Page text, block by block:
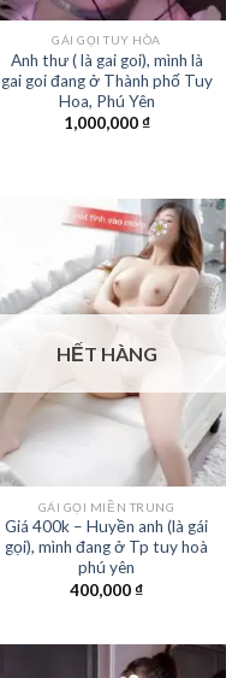
GÁI GỌI TUY HÒA
Anh thư ( là gai goi), mình là
gai goi đang ở Thành phố Tuy
Hoa, Phú Yên
1,000,000₫
HẾT HÀNG
GÁI GỌI MIỀN TRUNG
Giá 400k – Huyền anh (là gái
gọi), mình đang ở Tp tuy hoà
phú yên
400,000₫